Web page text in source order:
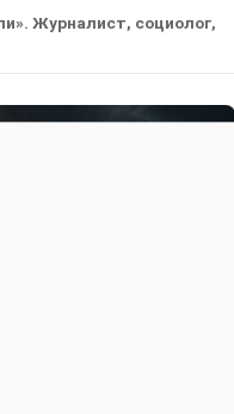
Журналист, социолог,